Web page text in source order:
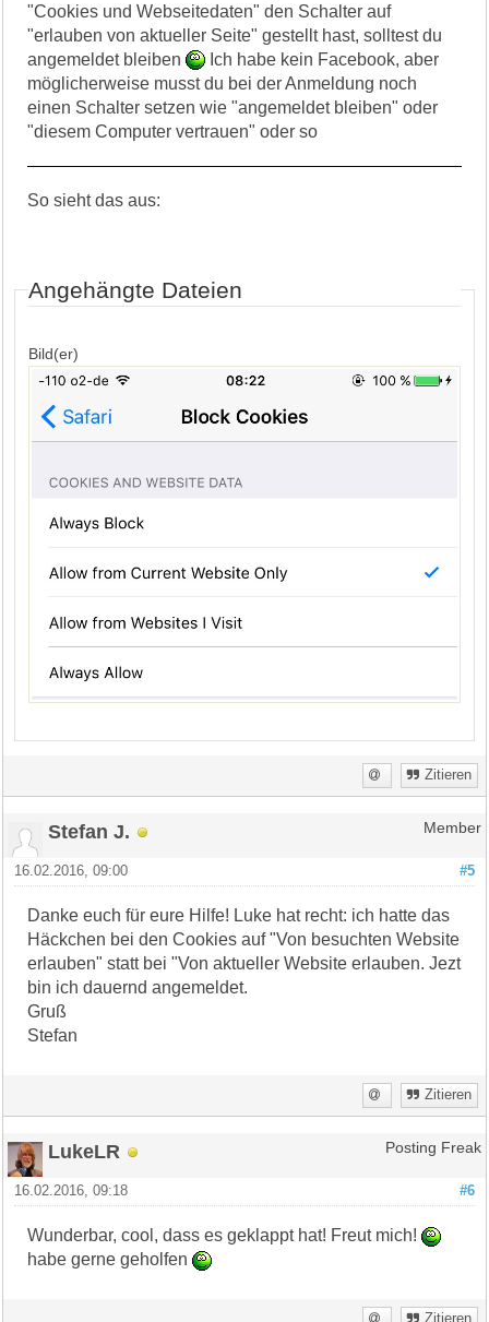
"Cookies und Webseitedaten" den Schalter auf
"erlauben von aktueller Seite" gestellt hast, solltest du
angemeldet bleiben
Ich habe kein Facebook, aber
möglicherweise musst du bei der Anmeldung noch
einen Schalter setzen wie "angemeldet bleiben" oder
"diesem Computer vertrauen" oder so
So sieht das aus:
Angehängte Dateien
Bild(er)
Zitieren
Stefan J. Member
#5
16.02.2016, 09:00
Danke euch für eure Hilfe! Luke hat recht: ich hatte das
Häckchen bei den Cookies auf "Von besuchten Website
erlauben" statt bei "Von aktueller Website erlauben. Jezt
bin ich dauernd angemeldet.
Gruß
Stefan
Zitieren
LukeLR Posting Freak
#6
16.02.2016, 09:18
Wunderbar, cool, dass es geklappt hat! Freut mich!
habe gerne geholfen
Zitieren